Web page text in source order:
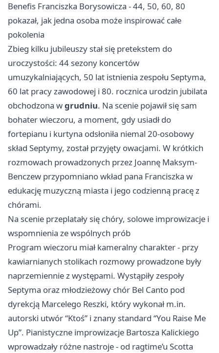
Benefis Franciszka Borysowicza - 44, 50, 60, 80
pokazał, jak jedna osoba może inspirować całe
pokolenia
Zbieg kilku jubileuszy stał się pretekstem do
uroczystości: 44 sezony koncertów
umuzykalniających, 50 lat istnienia zespołu Septyma,
60 lat pracy zawodowej i 80. rocznica urodzin jubilata
obchodzona wgrudniu. Na scenie pojawił się sam
bohater wieczoru, a moment, gdy usiadł do
fortepianu i kurtyna odsłoniła niemal 20-osobowy
skład Septymy, został przyjęty owacjami. W krótkich
rozmowach prowadzonych przez Joannę Maksym-
Benczew przypomniano wkład pana Franciszka w
edukację muzyczną miasta i jego codzienną pracę z
chórami.
Na scenie przeplatały się chóry, solowe improwizacje i
wspomnienia ze wspólnych prób
Program wieczoru miał kameralny charakter - przy
kawiarnianych stolikach rozmowy prowadzone były
naprzemiennie z występami. Wystąpiły zespoły
Septyma oraz młodzieżowy chór Bel Canto pod
dyrekcją Marcelego Reszki, który wykonał m.in.
autorski utwór “Ktoś” i znany standard “You Raise Me
Up”. Pianistyczne improwizacje Bartosza Kalickiego
wprowadzały różne nastroje - od ragtime’u Scotta